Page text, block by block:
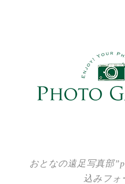
おとなの遠足写真部
込みフォ